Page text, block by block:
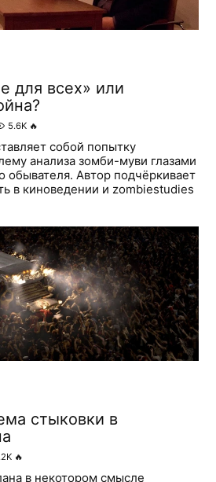
для всех» или
5.6K 🔥
собой попытку
анализа зомби-муви глазами
обывателя. Автор подчёркивает
в киноведении и zombiestudies
стыковки в
🔥
в некотором смысле